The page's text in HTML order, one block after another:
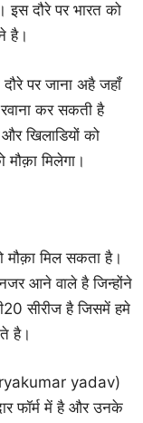
इस दौरे पर भारत को
है।
पर जाना अहै जहाँ
कर सकती है
खिलाडियों को
मौक़ा मिलेगा।
मौक़ा मिल सकता है।
आने वाले है जिन्होंने
सीरीज है जिसमें हमे
है।
yadav)
फॉर्म में है और उनके